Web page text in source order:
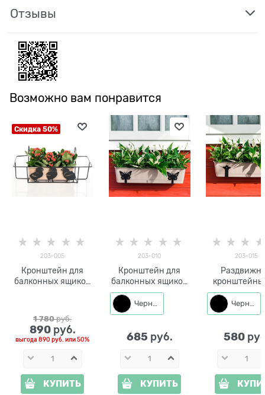
Отзывы
Возможно вам понравится
Скидка 50%
203-005
Кронштейн для
балконных ящиков
1 780 руб.
890 руб.
выгода890 руб. или50%
КУПИТЬ
203-010
Кронштейн для
балконных ящиков
(2 шт) 203-010
Черный
685 руб.
КУПИТЬ
203-015
кронштейны
кашпо (2 шт)
015Черный
580